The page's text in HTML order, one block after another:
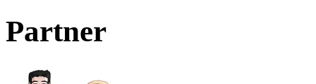
Partner